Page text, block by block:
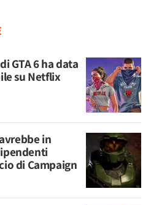
GTA 6 ha data
su Netflix
in
di Campaign